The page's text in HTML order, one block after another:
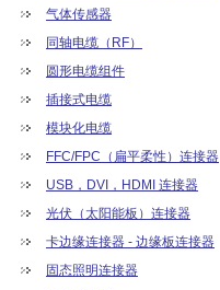
气体传感器
同轴电缆（RF）
圆形电缆组件
插接式电缆
模块化电缆
FFC/FPC（扁平柔性）连接器
USB，DVI，HDMI 连接器
光伏（太阳能板）连接器
卡边缘连接器 - 边缘板连接器
固态照明连接器